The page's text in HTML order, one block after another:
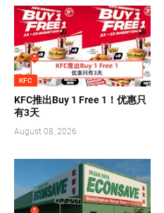
KFC
KFC推出Buy 1 Free 1！优惠只
有3天
August 08, 2026